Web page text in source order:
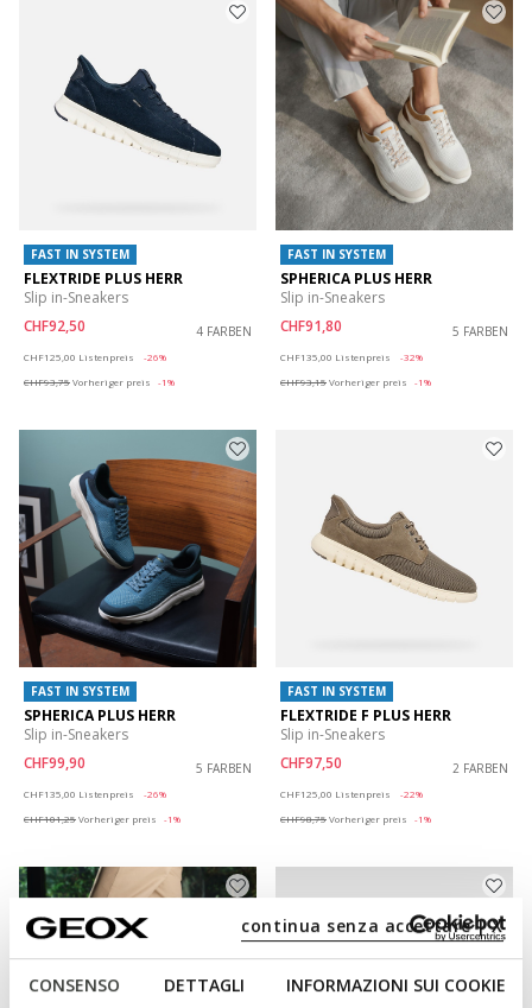
CONSENSO DETTAGLI INFORMAZIONI SUI COOKIE
continua senza accettare | X
FAST IN SYSTEM
FLEXTRIDE PLUS HERR
Slip in-Sneakers
CHF92,50
4 FARBEN
CHF125,00 Listenpreis
-26%
CHF93,75Vorheriger preis -1%
FAST IN SYSTEM
SPHERICA PLUS HERR
Slip in-Sneakers
CHF91,80
5 FARBEN
CHF135,00 Listenpreis
-32%
CHF93,15Vorheriger preis -1%
FAST IN SYSTEM
SPHERICA PLUS HERR
Slip in-Sneakers
CHF99,90
5 FARBEN
CHF135,00 Listenpreis
-26%
CHF101,25Vorheriger preis -1%
FAST IN SYSTEM
FLEXTRIDE F PLUS HERR
Slip in-Sneakers
CHF97,50
2 FARBEN
CHF125,00 Listenpreis
-22%
CHF98,75Vorheriger preis -1%